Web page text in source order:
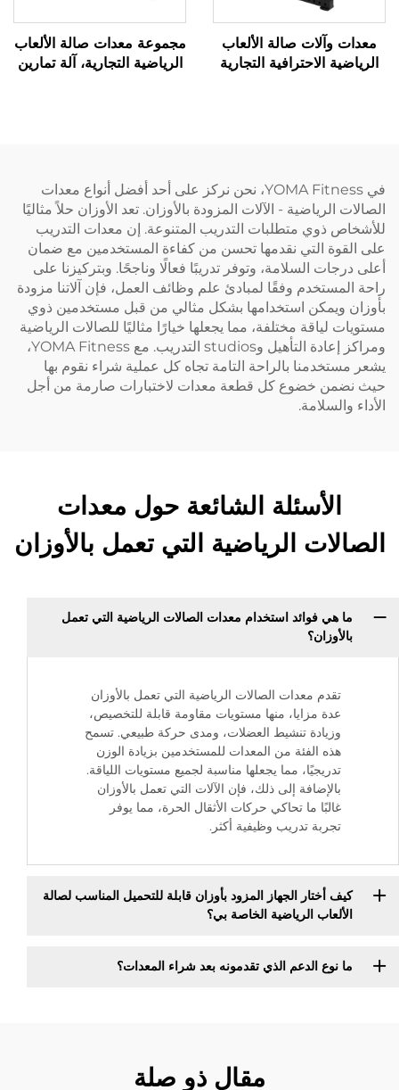
معدات وآلات صالة الألعاب
الرياضية الاحترافية التجارية
مجموعة معدات صالة الألعاب
الرياضية التجارية، آلة تمارين
في YOMA Fitness، نحن نركز على أحد أفضل أنواع معدات
الصالات الرياضية - الآلات المزودة بالأوزان. تعد الأوزان حلاً مثاليًا
للأشخاص ذوي متطلبات التدريب المتنوعة. إن معدات التدريب
على القوة التي نقدمها تحسن من كفاءة المستخدمين مع ضمان
أعلى درجات السلامة، وتوفر تدريبًا فعالًا وناجحًا. وبتركيزنا على
راحة المستخدم وفقًا لمبادئ علم وظائف العمل، فإن آلاتنا مزودة
بأوزان ويمكن استخدامها بشكل مثالي من قبل مستخدمين ذوي
مستويات لياقة مختلفة، مما يجعلها خيارًا مثاليًا للصالات الرياضية
ومراكز إعادة التأهيل وstudios التدريب. مع YOMA Fitness،
يشعر مستخدمنا بالراحة التامة تجاه كل عملية شراء نقوم بها
حيث نضمن خضوع كل قطعة معدات لاختبارات صارمة من أجل
الأداء والسلامة.
الأسئلة الشائعة حول معدات
الصالات الرياضية التي تعمل بالأوزان
ما هي فوائد استخدام معدات الصالات الرياضية التي تعمل
بالأوزان؟
تقدم معدات الصالات الرياضية التي تعمل بالأوزان
عدة مزايا، منها مستويات مقاومة قابلة للتخصيص،
وزيادة تنشيط العضلات، ومدى حركة طبيعي. تسمح
هذه الفئة من المعدات للمستخدمين بزيادة الوزن
تدريجيًا، مما يجعلها مناسبة لجميع مستويات اللياقة.
بالإضافة إلى ذلك، فإن الآلات التي تعمل بالأوزان
غالبًا ما تحاكي حركات الأثقال الحرة، مما يوفر
تجربة تدريب وظيفية أكثر.
كيف أختار الجهاز المزود بأوزان قابلة للتحميل المناسب لصالة
الألعاب الرياضية الخاصة بي؟
ما نوع الدعم الذي تقدمونه بعد شراء المعدات؟
مقال ذو صلة